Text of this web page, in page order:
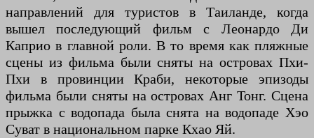
направлений для туристов в Таиланде, когда
вышел последующий фильм с Леонардо Ди
Каприо в главной роли. В то время как пляжные
сцены из фильма были сняты на островах Пхи-
Пхи в провинции Краби, некоторые эпизоды
фильма были сняты на островах Анг Тонг. Сцена
прыжка с водопада была снята на водопаде Хэо
Суват в национальном парке Кхао Яй.